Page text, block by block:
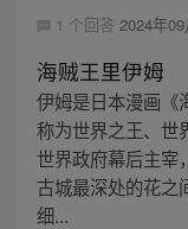
1 个回答 2024年
海贼王里伊姆
伊姆是日本漫画《
称为世界之王、世
世界政府幕后主宰
古城最深处的花之
细...